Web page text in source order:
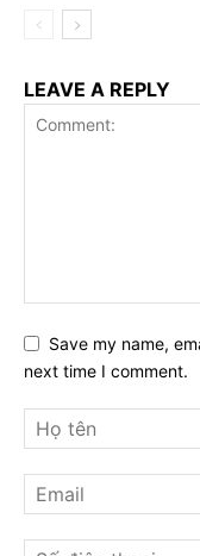
LEAVE A REPLY
Save my name,
next time I comment.